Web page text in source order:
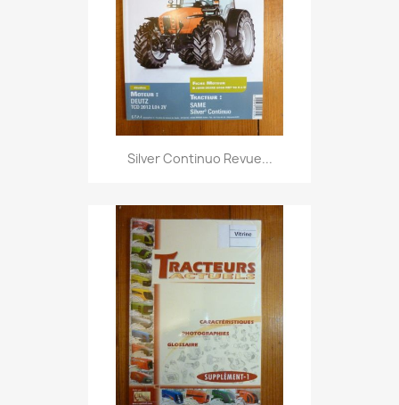
Silver Continuo Revue...